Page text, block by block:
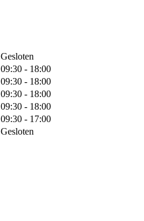
Gesloten
09:30 - 18:00
09:30 - 18:00
09:30 - 18:00
09:30 - 18:00
09:30 - 17:00
Gesloten